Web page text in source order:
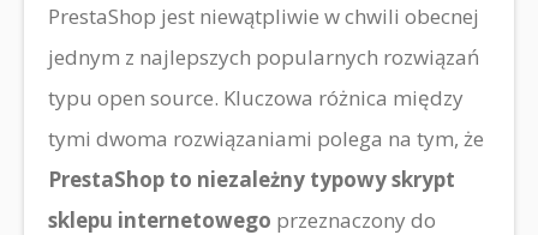
PrestaShop jest niewątpliwie w chwili obecnej
jednym z najlepszych popularnych rozwiązań
typu open source. Kluczowa różnica między
tymi dwoma rozwiązaniami polega na tym, że
PrestaShop to niezależny typowy skrypt
sklepu internetowego przeznaczony do